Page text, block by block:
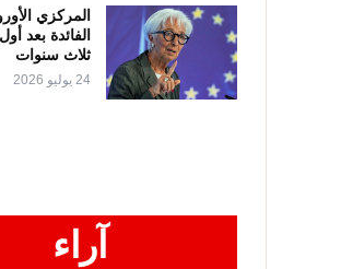
المركزي
الفائدة بعد
ثلاث سنوات
24 يوليو 2026
آراء